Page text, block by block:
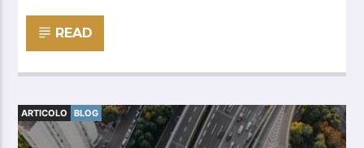
READ
ARTICOLO BLOG